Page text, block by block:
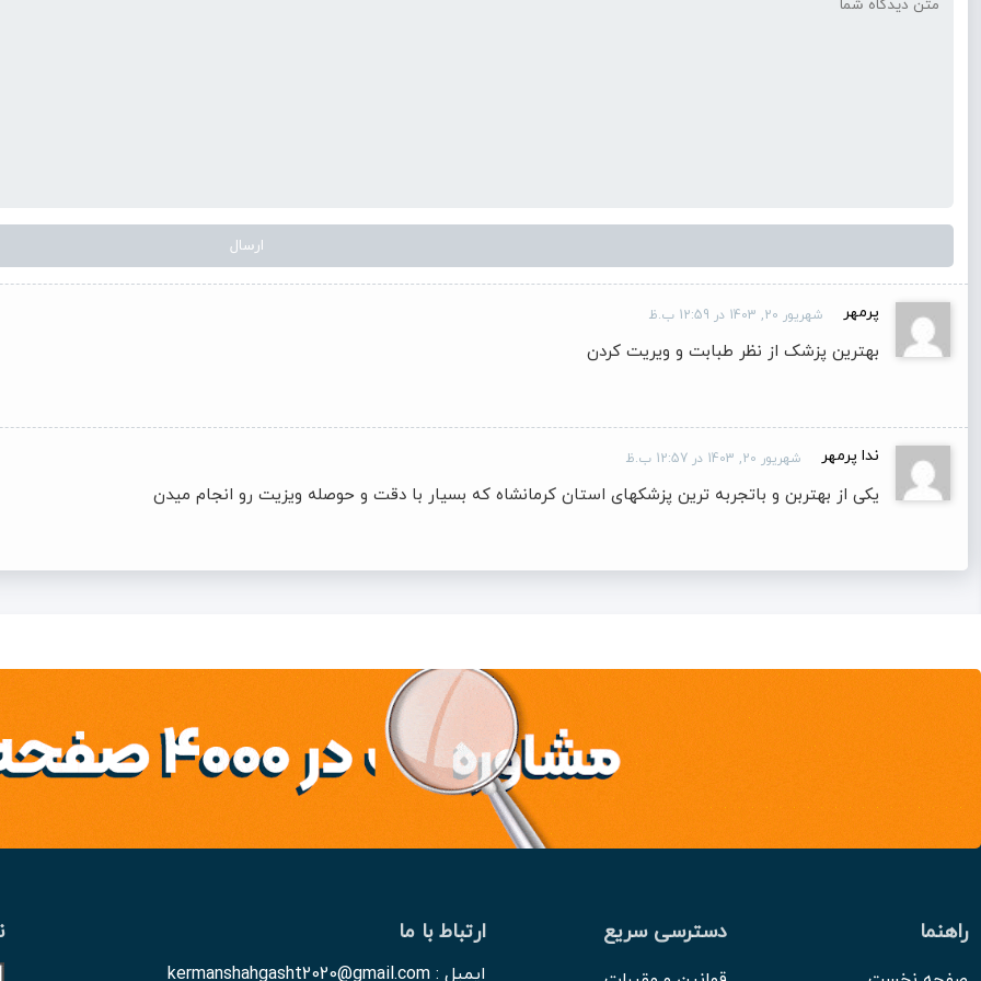
پرمهر شهریور 20, 1403 در 12:59 ب.ظ
بهترین پزشک از نظر طبابت و ویریت کردن
ندا پرمهر شهریور 20, 1403 در 12:57 ب.ظ
یکی از بهتربن و باتجربه ترین پزشکهای استان کرمانشاه که بسیار با دقت و حوصله ویزیت رو انجام میدن
راهنما دسترسی سریع ارتباط با ما
ایمیل : kermanshahgasht2020@gmail.com